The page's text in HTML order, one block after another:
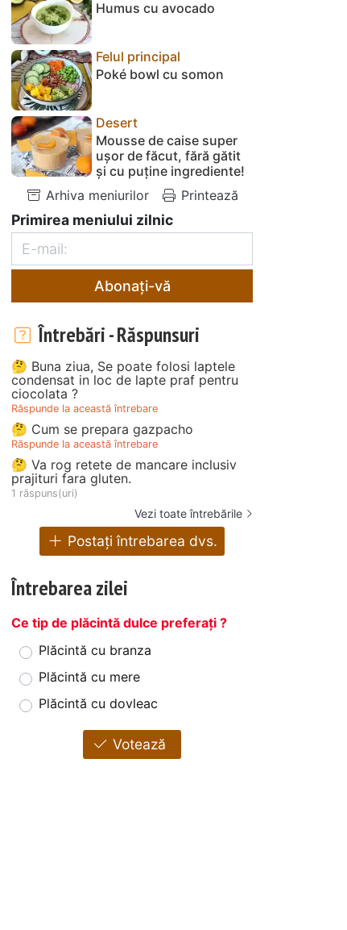
Humus cu avocado
Felul principal
Poké bowl cu somon
Desert
Mousse de caise super
ușor de făcut, fără gătit
și cu puține ingrediente!
Arhiva meniurilor
Printează
Primirea meniului zilnic
Abonați-vă
Întrebări - Răspunsuri
🤔 Buna ziua, Se poate folosi laptele
condensat in loc de lapte praf pentru
ciocolata ?
Răspunde la această întrebare
🤔 Cum se prepara gazpacho
Răspunde la această întrebare
🤔 Va rog retete de mancare inclusiv
prajituri fara gluten.
1 răspuns(uri)
Vezi toate întrebările
Postați întrebarea dvs.
Întrebarea zilei
Ce tip de plăcintă dulce preferați ?
Plăcintă cu branza
Plăcintă cu mere
Plăcintă cu dovleac
Votează